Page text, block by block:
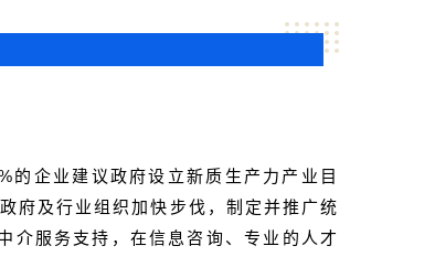
的企业建议政府设立新质生产力产业目
府及行业组织加快步伐，制定并推广统
介服务支持，在信息咨询、专业的人才